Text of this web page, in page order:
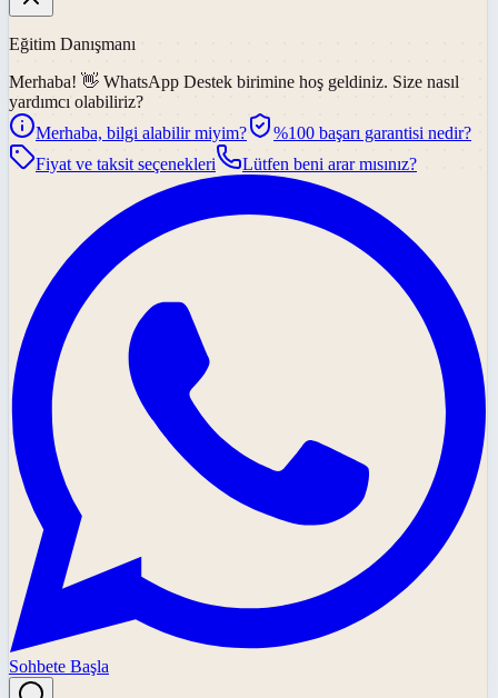
Eğitim Danışmanı
Merhaba! 👋 WhatsApp Destek birimine hoş geldiniz. Size nasıl
yardımcı olabiliriz?
Merhaba, bilgi alabilir miyim?
%100 başarı garantisi nedir?
Fiyat ve taksit seçenekleri
Lütfen beni arar mısınız?
Sohbete Başla